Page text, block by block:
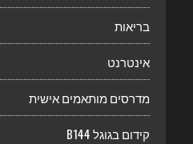
בריאות
אינטרנט
מדרסים מותאמים אישית
קידום בגוגל B144